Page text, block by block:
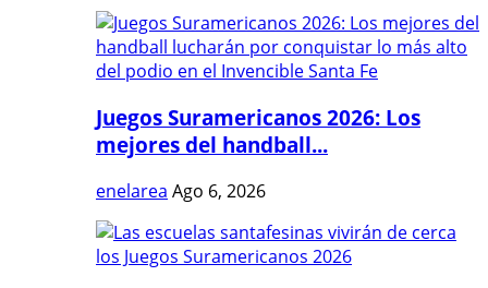
Juegos Suramericanos 2026: Los
mejores del handball...
enelarea Ago 6, 2026